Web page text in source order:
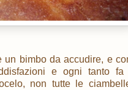
un bimbo da accudire, e
e ogni tanto fa
non tutte le